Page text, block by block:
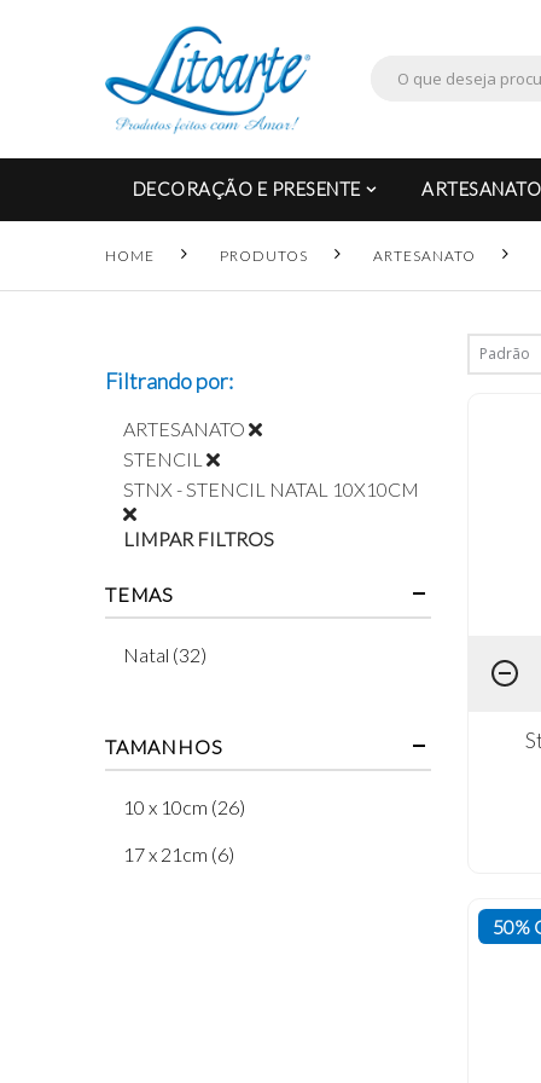
DECORAÇÃO E PRESENTE ARTESANATO
HOME PRODUTOS ARTESANATO
50%
Filtrando por:
ARTESANATO
STENCIL
STNX - STENCIL NATAL 10X10CM
LIMPAR FILTROS
TEMAS
Natal (32)
TAMANHOS
10 x 10cm (26)
17 x 21cm (6)